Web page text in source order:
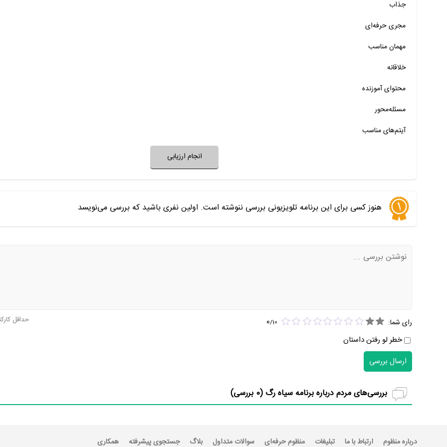
خیر تقریبا
خیر
خیر
خیر تقریبا
خیر
جذاب
مجری حرفه‌ای
مهمان‌ مناسب
خلاقانه
محتوای آموزنده
مسئله‌محور
آیتم‌های مناسب
انجام ارزیابی
هنوز کسی برای این برنامه تلویزیونی بررسی ننوشته است. اولین نفری باشید که بررسی می‌نویسد
رای شما: 0/10
خطر لو رفتن داستان
حداقل
ارسال بررسی
بررسی‌های مردم درباره برنامه سیاه رگ (0 بررسی)
درباره منظوم ارتباط با ما تبلیغات منظوم حرفه‌ای سوالات متداول بلاگ جستجوی پیشرفته همکاری